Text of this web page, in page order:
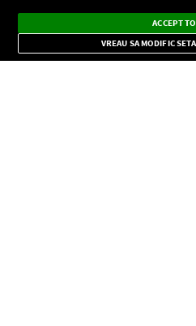
Dark
Mode
Radio live, podcasturi, știri și
importante.
ACCEPT
VREAU SA MODIFIC